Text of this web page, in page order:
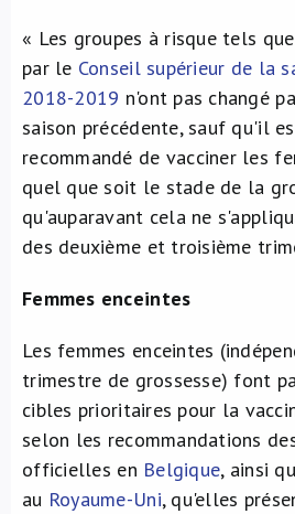
« Les groupes à risque tels
par le Conseil supérieur de la
2018-2019 n'ont pas changé
saison précédente, sauf qu'il
recommandé de vacciner les
quel que soit le stade de la
qu'auparavant cela ne
des deuxième et troisième
Femmes enceintes
Les femmes enceintes
trimestre de grossesse) font
cibles prioritaires pour la
selon les recommandations
officielles en Belgique, ainsi
au Royaume-Uni, qu'elles